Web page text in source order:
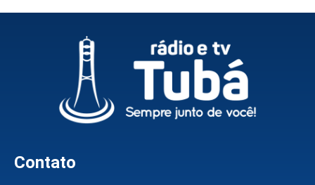
Contato